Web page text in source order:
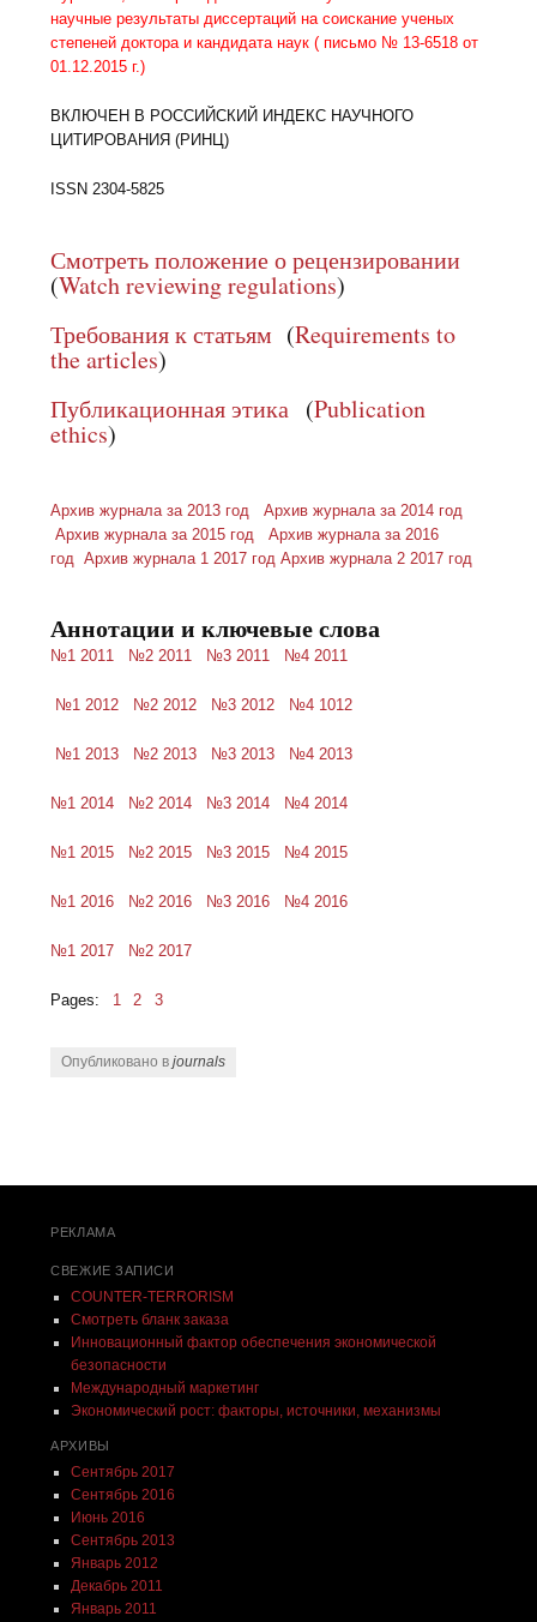
научные результаты диссертаций на соискание ученых
степеней доктора и кандидата наук ( письмо № 13-6518 от
01.12.2015 г.)
ВКЛЮЧЕН В РОССИЙСКИЙ ИНДЕКС НАУЧНОГО
ЦИТИРОВАНИЯ (РИНЦ)
ISSN 2304-5825
Смотреть положение о рецензировании
(Watch reviewing regulations)
Требования к статьям (Requirements to
the articles)
Публикационная этика (Publication
ethics)
Архив журнала за 2013 год
Архив журнала за 2014 год
Архив журнала за 2015 год
Архив журнала за 2016
год
Архив журнала 1 2017 год Архив журнала 2 2017 год
Аннотации и ключевые слова
№1 2011 №2 2011 №3 2011 №4 2011
№1 2012 №2 2012 №3 2012 №4 1012
№1 2013 №2 2013 №3 2013 №4 2013
№1 2014 №2 2014 №3 2014 №4 2014
№1 2015 №2 2015 №3 2015 №4 2015
№1 2016 №2 2016 №3 2016 №4 2016
№1 2017 №2 2017
Pages: 1 2 3
Опубликовано вjournals
РЕКЛАМА
СВЕЖИЕ ЗАПИСИ
COUNTER-TERRORISM
Смотреть бланк заказа
Инновационный фактор обеспечения экономической
безопасности
Международный маркетинг
Экономический рост: факторы, источники, механизмы
АРХИВЫ
Сентябрь 2017
Сентябрь 2016
Июнь 2016
Сентябрь 2013
Январь 2012
Декабрь 2011
Январь 2011